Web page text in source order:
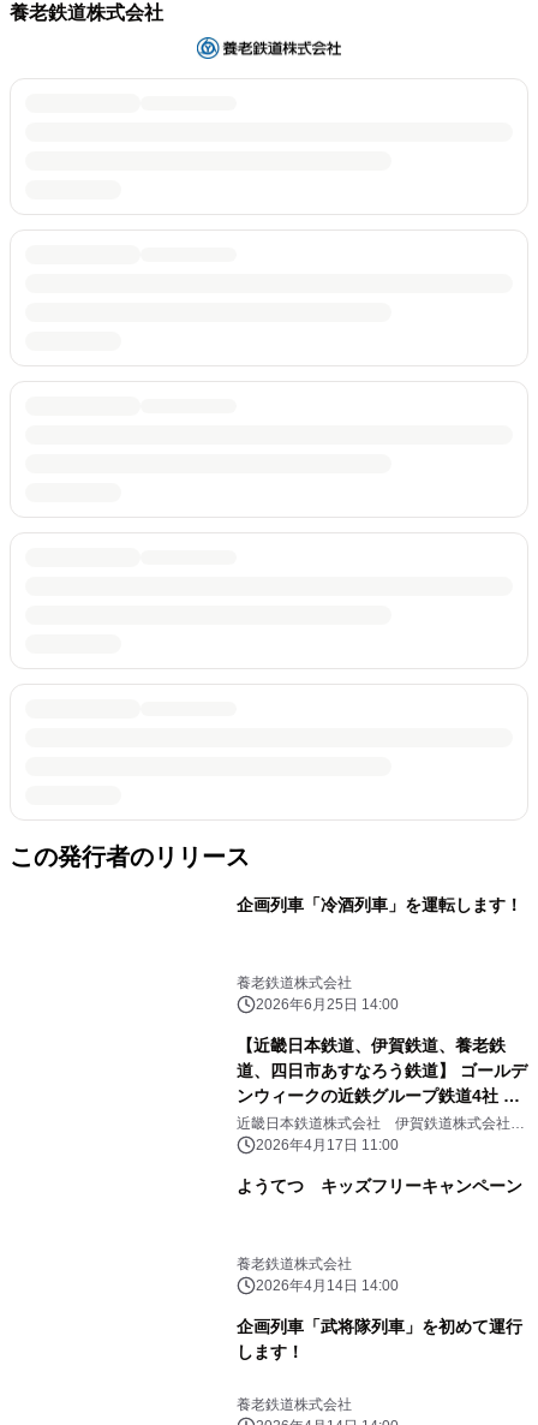
養老鉄道株式会社
この発行者のリリース
企画列車「冷酒列車」を運転します！
養老鉄道株式会社
2026年6月25日 14:00
【近畿日本鉄道、伊賀鉄道、養老鉄
道、四日市あすなろう鉄道】 ゴールデ
ンウィークの近鉄グループ鉄道4社 イ
ベント情報（東海エリア）
近畿日本鉄道株式会社 伊賀鉄道株式会社
養老鉄道株式会社 四日市あすなろう鉄道株
2026年4月17日 11:00
ようてつ キッズフリーキャンペーン
養老鉄道株式会社
2026年4月14日 14:00
企画列車「武将隊列車」を初めて運行
します！
養老鉄道株式会社